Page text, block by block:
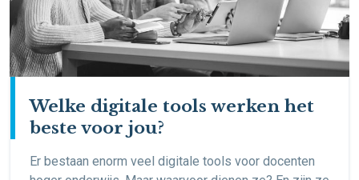
Welke digitale tools werken het
beste voor jou?
Er bestaan enorm veel digitale tools voor docenten